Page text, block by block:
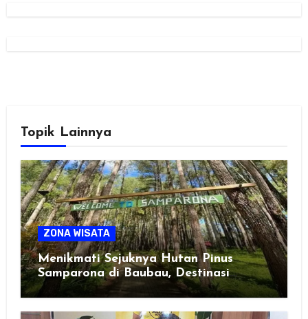
Topik Lainnya
ZONA WISATA
Menikmati Sejuknya Hutan Pinus
Samparona di Baubau, Destinasi
Healing Favorit!